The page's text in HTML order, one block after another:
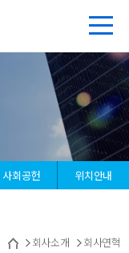
사회공헌 위치안내
회사소개 회사연혁